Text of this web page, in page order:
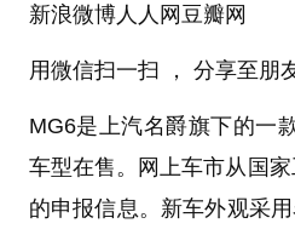
新浪微博人人网豆瓣网
用微信扫一扫 ， 分享至朋
MG6是上汽名爵旗下的一
车型在售。网上车市从国
的申报信息。新车外观采